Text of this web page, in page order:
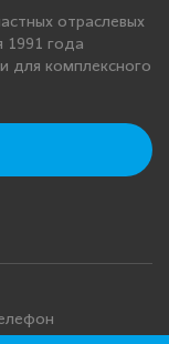
отраслевых
1991 года
для комплексного